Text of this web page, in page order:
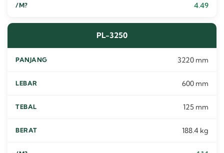
4.49
PL-3250
3220 mm
600 mm
125 mm
188.4 kg